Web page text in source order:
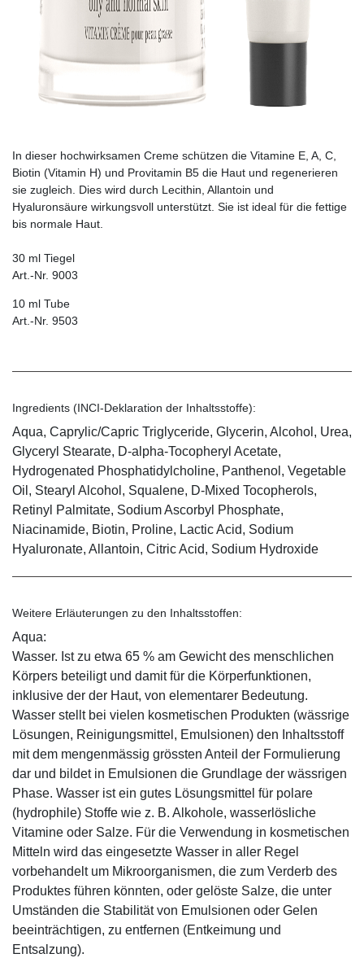
In dieser hochwirksamen Creme schützen die Vitamine E, A, C,
Biotin (Vitamin H) und Provitamin B5 die Haut und regenerieren
sie zugleich. Dies wird durch Lecithin, Allantoin und
Hyaluronsäure wirkungsvoll unterstützt. Sie ist ideal für die fettige
bis normale Haut.
30 ml Tiegel
Art.-Nr. 9003
10 ml Tube
Art.-Nr. 9503
Ingredients (INCI-Deklaration der Inhaltsstoffe):
Aqua, Caprylic/Capric Triglyceride, Glycerin, Alcohol, Urea,
Glyceryl Stearate, D-alpha-Tocopheryl Acetate,
Hydrogenated Phosphatidylcholine, Panthenol, Vegetable
Oil, Stearyl Alcohol, Squalene, D-Mixed Tocopherols,
Retinyl Palmitate, Sodium Ascorbyl Phosphate,
Niacinamide, Biotin, Proline, Lactic Acid, Sodium
Hyaluronate, Allantoin, Citric Acid, Sodium Hydroxide
Weitere Erläuterungen zu den Inhaltsstoffen:
Aqua:
Wasser. Ist zu etwa 65 % am Gewicht des menschlichen
Körpers beteiligt und damit für die Körperfunktionen,
inklusive der der Haut, von elementarer Bedeutung.
Wasser stellt bei vielen kosmetischen Produkten (wässrige
Lösungen, Reinigungsmittel, Emulsionen) den Inhaltsstoff
mit dem mengenmässig grössten Anteil der Formulierung
dar und bildet in Emulsionen die Grundlage der wässrigen
Phase. Wasser ist ein gutes Lösungsmittel für polare
(hydrophile) Stoffe wie z. B. Alkohole, wasserlösliche
Vitamine oder Salze. Für die Verwendung in kosmetischen
Mitteln wird das eingesetzte Wasser in aller Regel
vorbehandelt um Mikroorganismen, die zum Verderb des
Produktes führen könnten, oder gelöste Salze, die unter
Umständen die Stabilität von Emulsionen oder Gelen
beeinträchtigen, zu entfernen (Entkeimung und
Entsalzung).